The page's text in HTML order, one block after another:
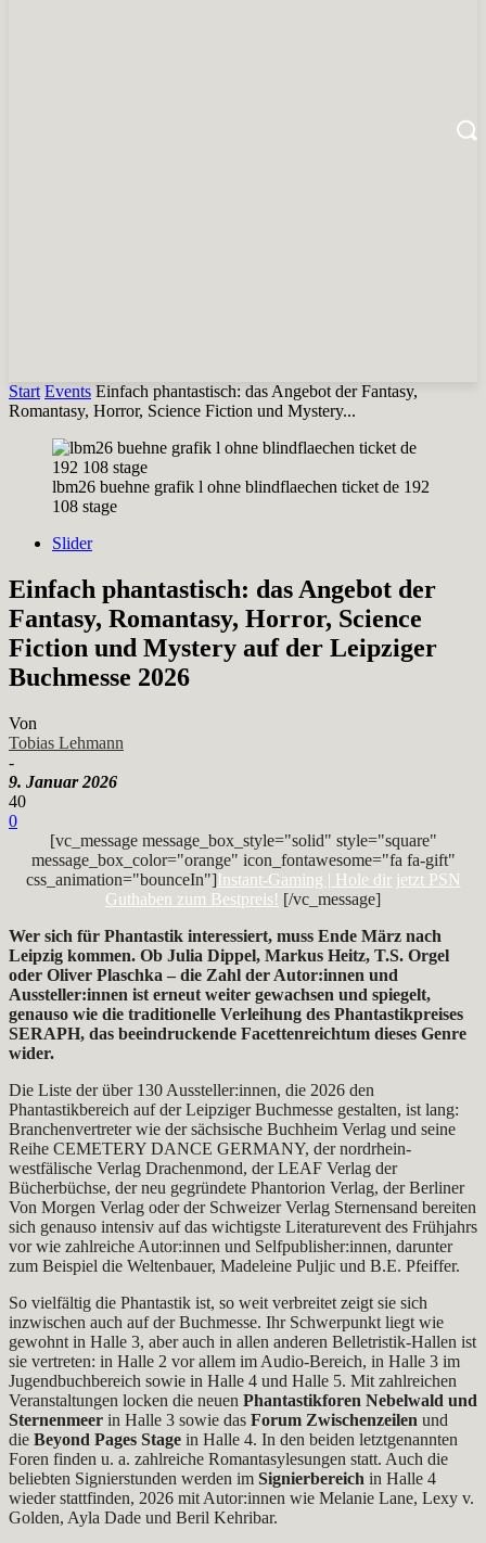
Start Events Einfach phantastisch: das Angebot der Fantasy,
Romantasy, Horror, Science Fiction und Mystery...
lbm26 buehne grafik l ohne blindflaechen ticket de 192
108 stage
Slider
Einfach phantastisch: das Angebot der
Fantasy, Romantasy, Horror, Science
Fiction und Mystery auf der Leipziger
Buchmesse 2026
Von
Tobias Lehmann
-
9. Januar 2026
40
0
[vc_message message_box_style="solid" style="square"
message_box_color="orange" icon_fontawesome="fa fa-gift"
css_animation="bounceIn"]Instant-Gaming | Hole dir jetzt PSN
Guthaben zum Bestpreis! [/vc_message]
Wer sich für Phantastik interessiert, muss Ende März nach
Leipzig kommen. Ob Julia Dippel, Markus Heitz, T.S. Orgel
oder Oliver Plaschka – die Zahl der Autor:innen und
Aussteller:innen ist erneut weiter gewachsen und spiegelt,
genauso wie die traditionelle Verleihung des Phantastikpreises
SERAPH, das beeindruckende Facettenreichtum dieses Genre
wider.
Die Liste der über 130 Aussteller:innen, die 2026 den
Phantastikbereich auf der Leipziger Buchmesse gestalten, ist lang:
Branchenvertreter wie der sächsische Buchheim Verlag und seine
Reihe CEMETERY DANCE GERMANY, der nordrhein-
westfälische Verlag Drachenmond, der LEAF Verlag der
Bücherbüchse, der neu gegründete Phantorion Verlag, der Berliner
Von Morgen Verlag oder der Schweizer Verlag Sternensand bereiten
sich genauso intensiv auf das wichtigste Literaturevent des Frühjahrs
vor wie zahlreiche Autor:innen und Selfpublisher:innen, darunter
zum Beispiel die Weltenbauer, Madeleine Puljic und B.E. Pfeiffer.
So vielfältig die Phantastik ist, so weit verbreitet zeigt sie sich
inzwischen auch auf der Buchmesse. Ihr Schwerpunkt liegt wie
gewohnt in Halle 3, aber auch in allen anderen Belletristik-Hallen ist
sie vertreten: in Halle 2 vor allem im Audio-Bereich, in Halle 3 im
Jugendbuchbereich sowie in Halle 4 und Halle 5. Mit zahlreichen
Veranstaltungen locken die neuen Phantastikforen Nebelwald und
Sternenmeer in Halle 3 sowie das Forum Zwischenzeilen und
die Beyond Pages Stage in Halle 4. In den beiden letztgenannten
Foren finden u. a. zahlreiche Romantasylesungen statt. Auch die
beliebten Signierstunden werden im Signierbereich in Halle 4
wieder stattfinden, 2026 mit Autor:innen wie Melanie Lane, Lexy v.
Golden, Ayla Dade und Beril Kehribar.